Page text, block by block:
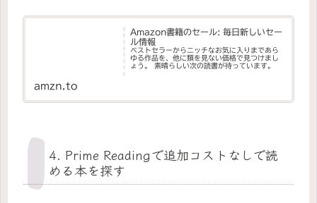
Amazon書籍のセール: 毎日新しいセー
ル情報
ベストセラーからニッチなお気に入りまであら
ゆる作品を、他に類を見ない価格で見つけまし
ょう。 素晴らしい次の読書が待っています。
amzn.to
4. Prime Readingで追加コストなしで読
める本を探す